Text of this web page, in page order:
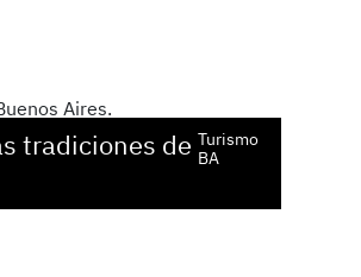
tradiciones de Turismo
BA